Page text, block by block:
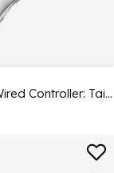
REALMz Wired Controller: Tails